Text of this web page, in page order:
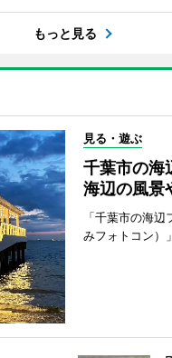
もっと見る
見る・遊ぶ
千葉市の
海辺の風景
「千葉市の海
みフォトコン）